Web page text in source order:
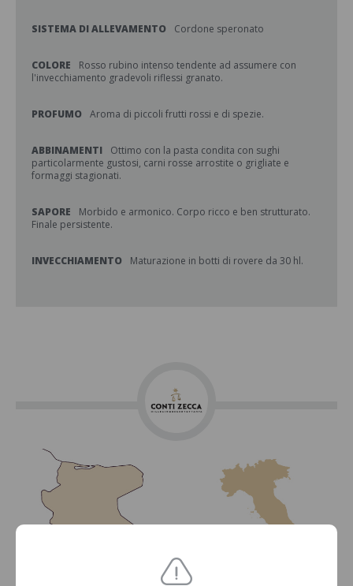
SISTEMA DI ALLEVAMENTO Cordone speronato
COLORE
Rosso rubino intenso tendente ad assumere con
l'invecchiamento gradevoli riflessi granato.
PROFUMO Aroma di piccoli frutti rossi e di spezie.
ABBINAMENTI
Ottimo con la pasta condita con sughi
particolarmente gustosi, carni rosse arrostite o grigliate e
formaggi stagionati.
SAPORE
Morbido e armonico. Corpo ricco e ben strutturato.
Finale persistente.
INVECCHIAMENTO Maturazione in botti di rovere da 30 hl.